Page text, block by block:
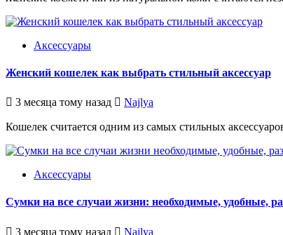
Аксессуары
Женский кошелек как выбрать стильный аксессуар
3 месяца тому назад Najlya
Кошелек считается одним из самых стильных
Аксессуары
Сумки на все случаи жизни: необходимые, удобные,
3 месяца тому назад Najlya